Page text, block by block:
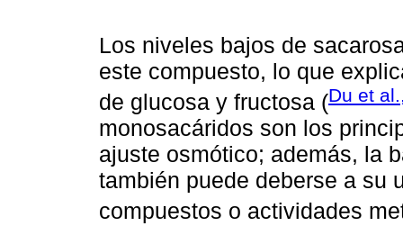
Los niveles bajos de
este compuesto, lo que
de glucosa y fructosa (Du et
monosacáridos son los
ajuste osmótico; además, la
también puede deberse a su
compuestos o actividades